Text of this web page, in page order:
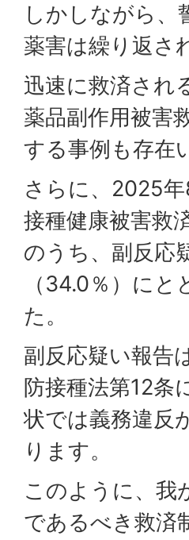
しかしながら、
薬害は繰り返さ
迅速に救済され
薬品副作用被害
する事例も存在
さらに、2025
接種健康被害救
のうち、副反応
（34.0％）に
た。
副反応疑い報告
防接種法第12条
状では義務違反
ります。
このように、我
であるべき救済